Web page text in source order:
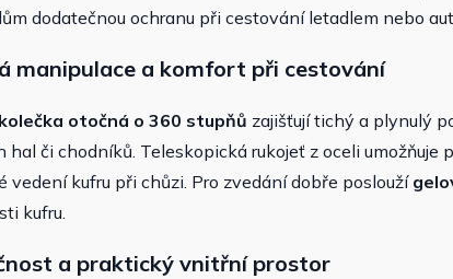
dodatečnou ochranu při cestování letadlem nebo
manipulace a komfort při cestování
otočná o 360 stupňů zajišťují tichý a plynulý
hal či chodníků. Teleskopická rukojeť z oceli umožňuje
vedení kufru při chůzi. Pro zvedání dobře poslouží
kufru.
a praktický vnitřní prostor